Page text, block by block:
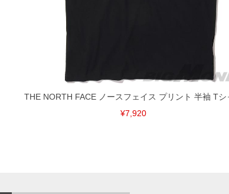
THE NORTH FACE ノースフェイス プリント 半袖 Tシ
¥7,920